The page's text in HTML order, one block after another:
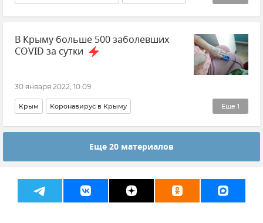
МЧС РФ (Министерство чрезвычайных ситуаций Российской Федерации)
Погода
В Крыму больше 500 заболевших
COVID за сутки
30 января 2022, 10:09
Еще 1
Крым Коронавирус в Крыму
Распространение коронавируса в РФ
Еще 20 материалов